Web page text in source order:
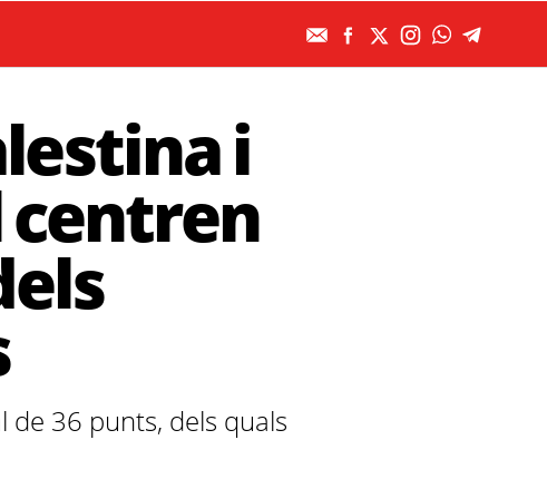
i
centren
de 36 punts, dels quals